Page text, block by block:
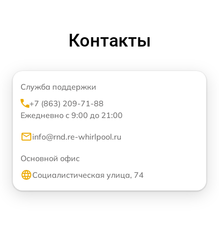
Контакты
Служба поддержки
+7 (863) 209-71-88
Ежедневно с 9:00 до 21:00
info@rnd.re-whirlpool.ru
Основной офис
Социалистическая улица, 74